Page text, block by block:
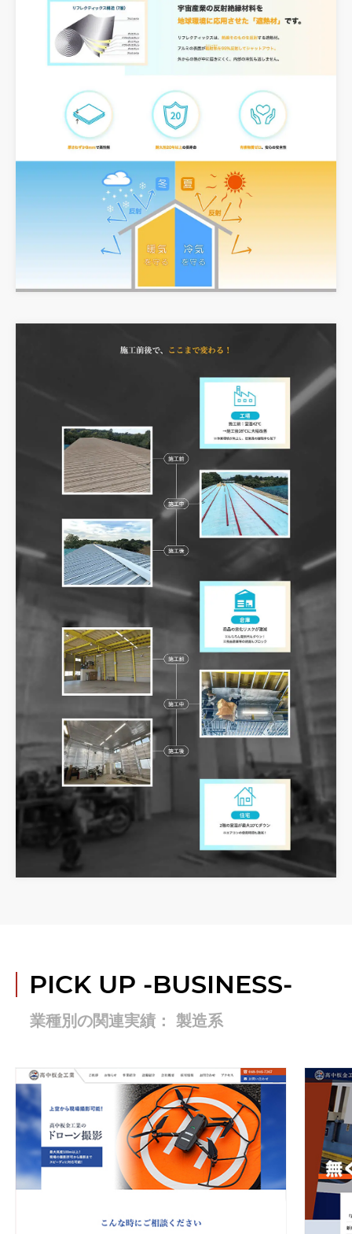
PICK UP -BUSINESS-
業種別の関連実績： 製造系